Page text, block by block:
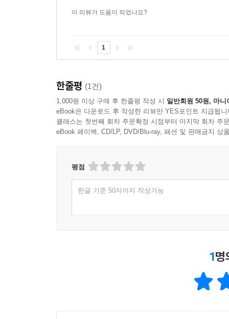
이 리뷰가 도움이 되었나요?
1
한줄평 (1건)
1,000원 이상 구매 후 한줄평 작성 시 일반회원 50원, 마니
eBook은 다운로드 후 작성한 리뷰만 YES포인트 지급됩니
클래스는 첫번째 회차 주문확정 시점부터 마지막 회차 주
eBook 페이백, CD/LP, DVD/Blu-ray, 패션 및 판매금지 상
평점
한글 기준 50자까지 작성가능
1명